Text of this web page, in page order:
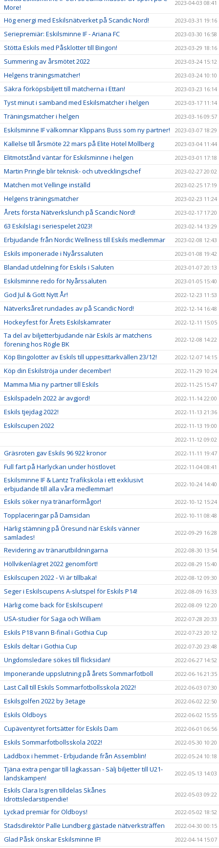
More!
2023-04-03 08:41
Hög energi med Eskilsnätverket på Scandic Nord! 2023-03-31 19:16
Seriepremiär: Eskilsminne IF - Ariana FC 2023-03-30 16:58
Stötta Eskils med Påsklotter till Bingon! 2023-03-29 18:16
Summering av årsmötet 2022 2023-03-24 15:12
Helgens träningsmatcher! 2023-03-24 10:10
Säkra förköpsbiljett till matcherna i Ettan! 2023-03-23 16:14
Tyst minut i samband med Eskilsmatcher i helgen 2023-03-17 11:14
Träningsmatcher i helgen 2023-03-16 09:57
Eskilsminne IF välkomnar Klippans Buss som ny partner! 2023-03-07 18:29
Kallelse till årsmöte 22 mars på Elite Hotel Mollberg 2023-03-04 11:44
Elitmotstånd väntar för Eskilsminne i helgen 2023-03-01 17:18
Martin Pringle blir teknisk- och utvecklingschef 2023-02-27 20:02
Matchen mot Vellinge inställd 2023-02-25 17:19
Helgens träningsmatcher 2023-02-23 11:24
Årets första Nätverkslunch på Scandic Nord! 2023-02-17 17:20
63 Eskilslag i seriespelet 2023! 2023-02-14 13:29
Erbjudande från Nordic Wellness till Eskils medlemmar 2023-02-08 12:43
Eskils imponerade i Nyårssaluten 2023-01-08 19:42
Blandad utdelning för Eskils i Saluten 2023-01-07 20:13
Eskilsminne redo för Nyårssaluten 2023-01-05 15:40
God Jul & Gott Nytt År! 2022-12-23 11:53
Nätverksåret rundades av på Scandic Nord! 2022-12-14 16:48
Hockeyfest för Årets Eskilskamrater 2022-12-11 15:05
Ta del av biljetterbjudande när Eskils är matchens
förening hos Rögle BK
2022-12-08 14:22
Köp Bingolotter av Eskils till uppesittarkvällen 23/12! 2022-12-07 14:15
Köp din Eskilströja under december! 2022-11-29 10:24
Mamma Mia ny partner till Eskils 2022-11-25 15:47
Eskilspadeln 2022 är avgjord! 2022-11-14 22:00
Eskils tjejdag 2022! 2022-11-13 21:36
Eskilscupen 2022
2022-11-13 19:00
2022-11-12 09:02
Gräsroten gav Eskils 96 922 kronor 2022-11-11 19:47
Full fart på Harlyckan under höstlovet 2022-11-04 08:41
Eskilsminne IF & Lantz Trafikskola i ett exklusivt
erbjudande till alla våra medlemmar!
2022-10-24 14:40
Eskils söker nya tränarförmågor! 2022-10-12 15:24
Topplaceringar på Damsidan 2022-10-11 08:48
Härlig stämning på Öresund när Eskils vänner
samlades!
2022-09-29 16:28
Revidering av tränarutbildningarna 2022-08-30 13:54
Höllvikenlägret 2022 genomfört! 2022-08-29 15:40
Eskilscupen 2022 - Vi är tillbaka! 2022-08-12 09:30
Seger i Eskilscupens A-slutspel för Eskils P14! 2022-08-09 16:33
Härlig come back för Eskilscupen! 2022-08-09 12:20
USA-studier för Saga och William 2022-07-28 20:33
Eskils P18 vann B-final i Gothia Cup 2022-07-23 20:12
Eskils deltar i Gothia Cup 2022-07-20 23:48
Ungdomsledare sökes till flicksidan! 2022-06-27 14:52
Imponerande uppslutning på årets Sommarfotboll 2022-06-16 21:35
Last Call till Eskils Sommarfotbollsskola 2022! 2022-06-03 07:30
Eskilsgolfen 2022 by 3etage 2022-06-02 22:50
Eskils Oldboys 2022-06-02 15:55
Cupäventyret fortsätter för Eskils Dam 2022-06-01 06:56
Eskils Sommarfotbollsskola 2022! 2022-05-30 10:20
Laddbox i hemmet - Erbjudande från Assemblin! 2022-05-24 10:18
Tjäna extra pengar till lagkassan - Sälj biljetter till U21-
landskampen!
2022-05-13 14:03
Eskils Clara Isgren tilldelas Skånes
Idrottsledarstipendie!
2022-05-03 09:22
Lyckad premiär för Oldboys! 2022-05-02 18:52
Stadsdirektör Palle Lundberg gästade nätverksträffen 2022-04-30 00:15
Glad Påsk önskar Eskilsminne IF! 2022-04-14 15:07